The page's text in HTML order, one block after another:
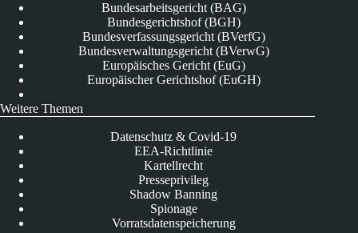
Bundesarbeitsgericht (BAG)
Bundesgerichtshof (BGH)
Bundesverfassungsgericht (BVerfG)
Bundesverwaltungsgericht (BVerwG)
Europäisches Gericht (EuG)
Europäischer Gerichtshof (EuGH)
Weitere Themen
Datenschutz & Covid-19
EEA-Richtlinie
Kartellrecht
Presseprivileg
Shadow Banning
Spionage
Vorratsdatenspeicherung